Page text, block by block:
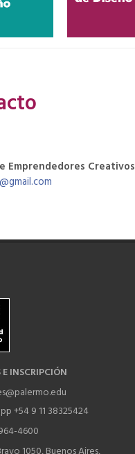
Emprendedores Creativos
INSCRIPCIÓN
+54 9 11 38325424
4600